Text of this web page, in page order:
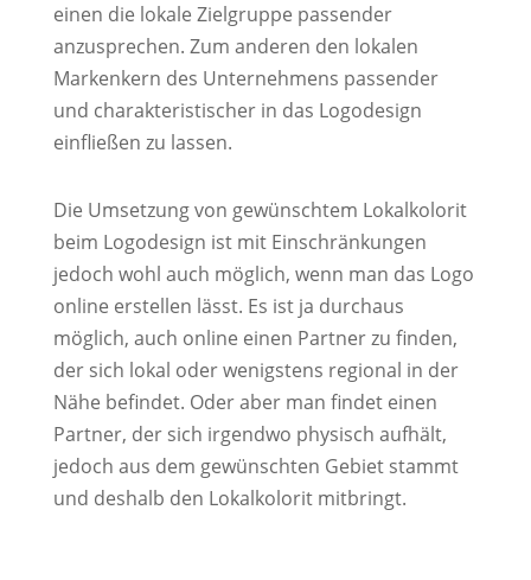
einen die lokale Zielgruppe passender
anzusprechen. Zum anderen den lokalen
Markenkern des Unternehmens passender
und charakteristischer in das Logodesign
einfließen zu lassen.
Die Umsetzung von gewünschtem Lokalkolorit
beim Logodesign ist mit Einschränkungen
jedoch wohl auch möglich, wenn man das Logo
online erstellen lässt. Es ist ja durchaus
möglich, auch online einen Partner zu finden,
der sich lokal oder wenigstens regional in der
Nähe befindet. Oder aber man findet einen
Partner, der sich irgendwo physisch aufhält,
jedoch aus dem gewünschten Gebiet stammt
und deshalb den Lokalkolorit mitbringt.